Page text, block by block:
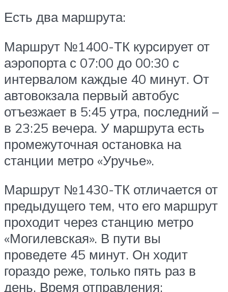
Есть два маршрута:
Маршрут №1400-ТК курсирует от
аэропорта с 07:00 до 00:30 с
интервалом каждые 40 минут. От
автовокзала первый автобус
отъезжает в 5:45 утра, последний –
в 23:25 вечера. У маршрута есть
промежуточная остановка на
станции метро «Уручье».
Маршрут №1430-ТК отличается от
предыдущего тем, что его маршрут
проходит через станцию метро
«Могилевская». В пути вы
проведете 45 минут. Он ходит
гораздо реже, только пять раз в
день. Время отправления: